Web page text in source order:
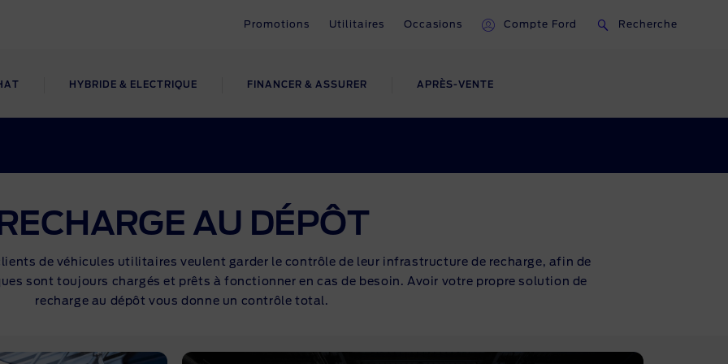
Promotions Utilitaires Occasions Compte Ford Recherche
votre Ford
un essai
de détention
votre distributeur
Garanties
Assurance
HYBRIDE & ELECTRIQUE
à domicile
Coûts et avantages
Durabilité
Coûts de détention
FINANCER & ASSURER APRÈS-VENTE
Up & Delivery
Pro™ Service
vidéo Ford
Entretien & Réparations
Calculez votre prix de service
RECHARGE AU DÉPÔT
de véhicules utilitaires veulent garder le contrôle de leur infrastructure de recharge, afin de
sont toujours chargés et prêts à fonctionner en cas de besoin. Avoir votre propre solution de
recharge au dépôt vous donne un contrôle total.